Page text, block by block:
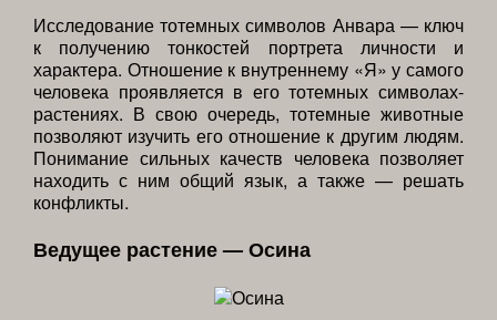
Исследование тотемных символов Анвара — ключ
к получению тонкостей портрета личности и
характера. Отношение к внутреннему «Я» у самого
человека проявляется в его тотемных символах-
растениях. В свою очередь, тотемные животные
позволяют изучить его отношение к другим людям.
Понимание сильных качеств человека позволяет
находить с ним общий язык, а также — решать
конфликты.
Ведущее растение — Осина